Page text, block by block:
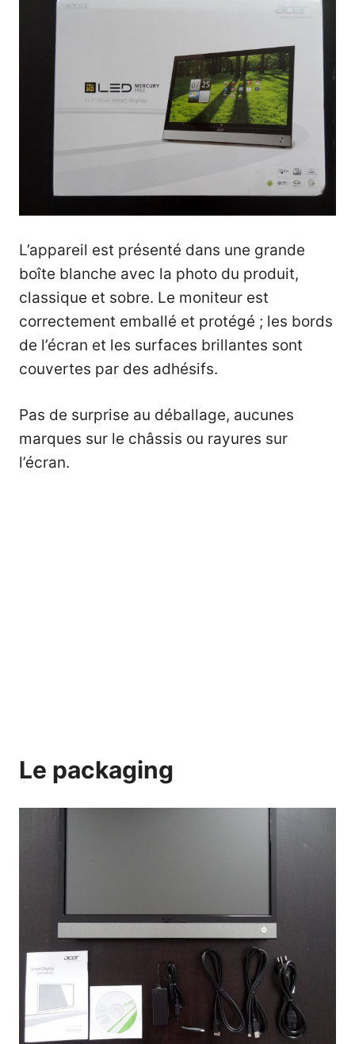
L’appareil est présenté dans une grande
boîte blanche avec la photo du produit,
classique et sobre. Le moniteur est
correctement emballé et protégé ; les bords
de l’écran et les surfaces brillantes sont
couvertes par des adhésifs.
Pas de surprise au déballage, aucunes
marques sur le châssis ou rayures sur
l’écran.
Le packaging